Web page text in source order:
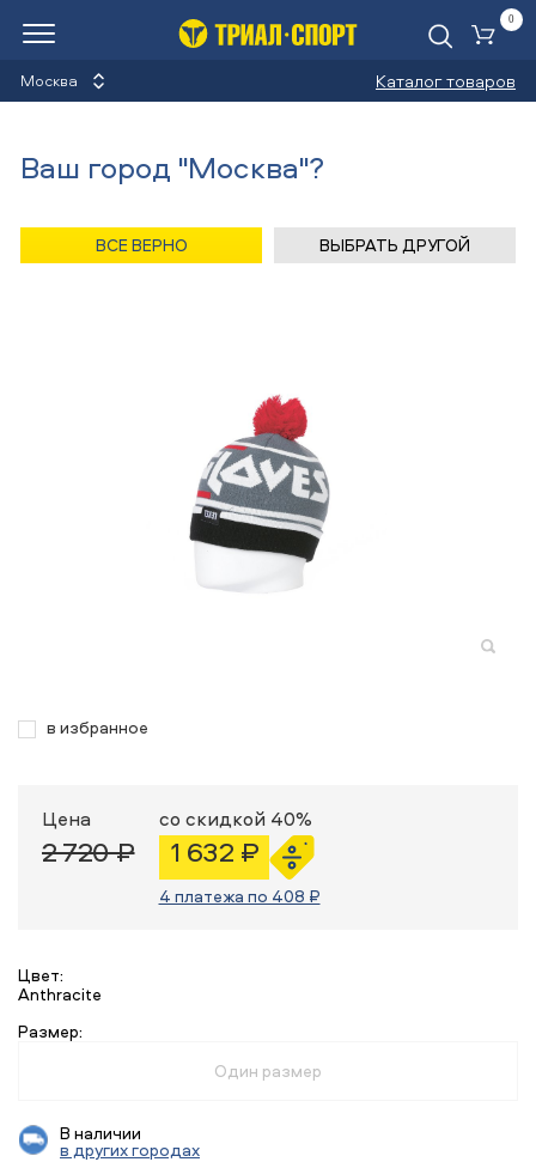
Москва Каталог товаров
0
Шапка Level METAL
в избранное
Цена
2 720 ₽
со скидкой 40%
1 632 ₽
4 платежа по 408 ₽
Цвет:
Anthracite
Размер:
Один размер
В наличии
в других городах
Ваш город "Москва"?
ВСЕ ВЕРНО ВЫБРАТЬ ДРУГОЙ